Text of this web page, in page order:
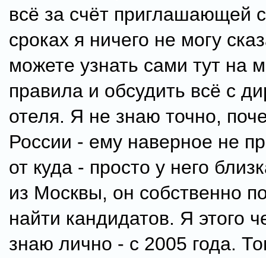
всё за счёт приглашающей
сроках я ничего не могу
можете узнать сами тут на
правила и обсудить всё с
отеля. Я не знаю точно,
России - ему наверное не
от куда - просто у него
из Москвы, он собственно
найти кандидатов. Я этого
знаю лично - с 2005 года.